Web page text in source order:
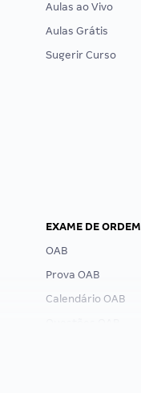
Aulas ao Vivo
Aulas Grátis
Sugerir Curso
EXAME DE ORDEM
OAB
Prova OAB
Calendário OAB